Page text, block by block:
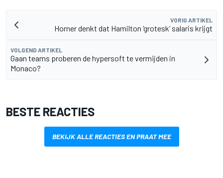
VORIG ARTIKEL
Horner denkt dat Hamilton ‘grotesk’ salaris krijgt
VOLGEND ARTIKEL
Gaan teams proberen de hypersoft te vermijden in
Monaco?
BESTE REACTIES
BEKIJK ALLE REACTIES EN PRAAT MEE